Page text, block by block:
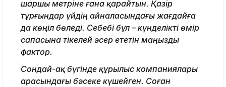
шаршы метріне ғана қарайтын. Қазір
тұрғындар үйдің айналасындағы жағдайға
да көңіл бөледі. Себебі бұл – күнделікті өмір
сапасына тікелей әсер ететін маңызды
фактор.
Сондай-ақ бүгінде құрылыс компаниялары
арасындағы бәсеке күшейген. Соған